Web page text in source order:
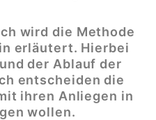
wird die Methode
erläutert. Hierbei
der Ablauf der
entscheiden die
ihren Anliegen in
wollen.